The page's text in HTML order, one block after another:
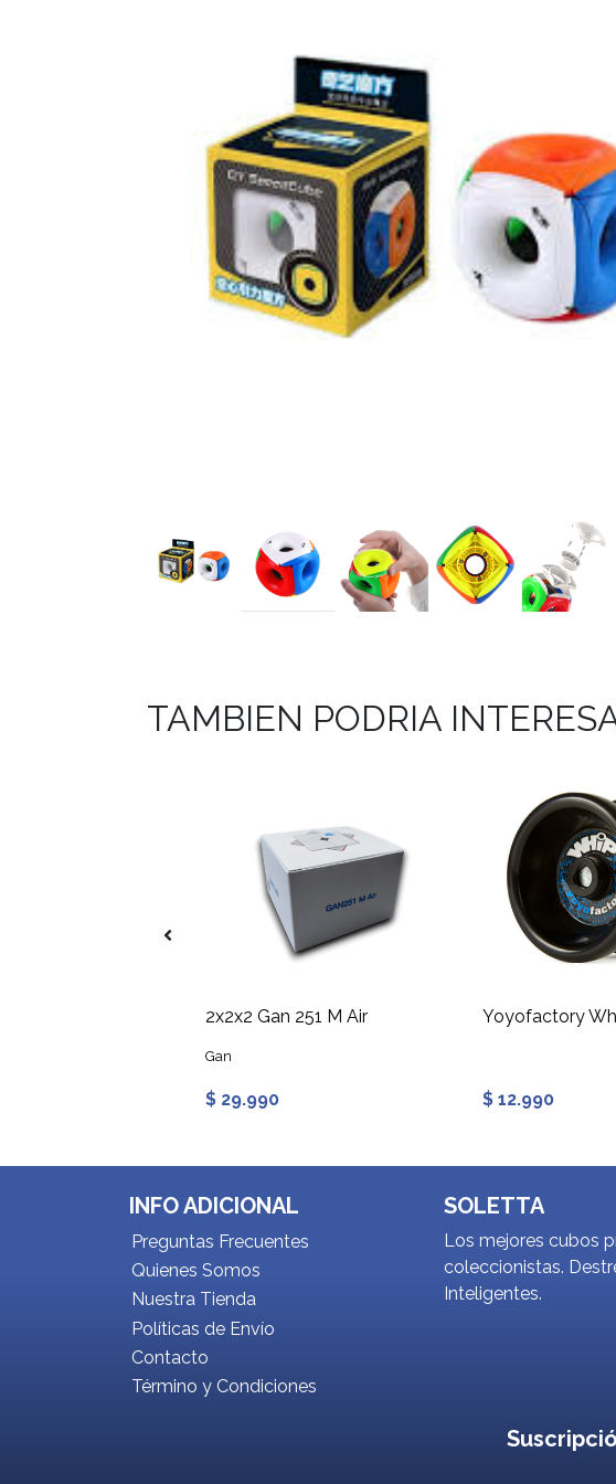
TAMBIEN PODRIA
2x2x2 Gan 251 M Air
Gan
$ 29.990 $ 12.990
INFO ADICIONAL
Preguntas Frecuentes
Quienes Somos
Nuestra Tienda
Políticas de Envío
Contacto
Término y Condiciones
SOLETTA
Los mejores cubos
coleccionistas.
Inteligentes.